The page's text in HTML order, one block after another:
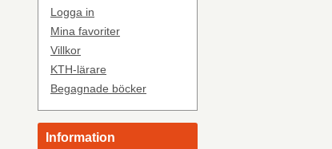
Logga in
Mina favoriter
Villkor
KTH-lärare
Begagnade böcker
Information